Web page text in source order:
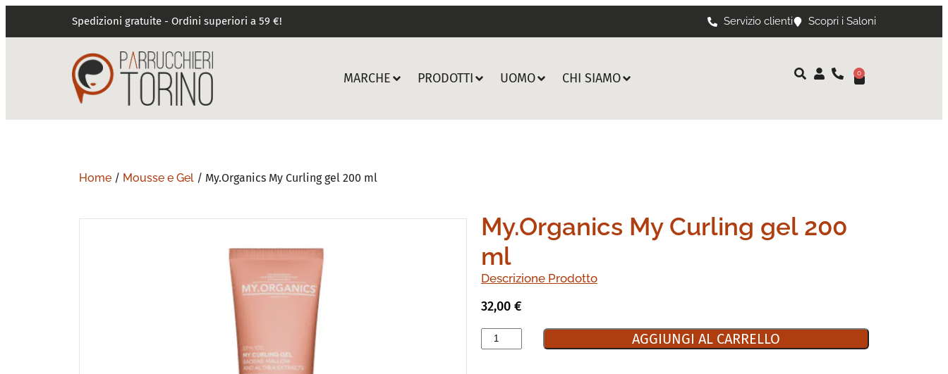
Spedizioni gratuite - Ordini superiori a 59 €! Servizio clienti Scopri i Saloni
MARCHE PRODOTTI UOMO CHI SIAMO 0
Home / Mousse e Gel / My.Organics My Curling gel 200 ml
My.Organics My Curling gel 200
ml
Descrizione Prodotto
32,00 €
AGGIUNGI AL CARRELLO